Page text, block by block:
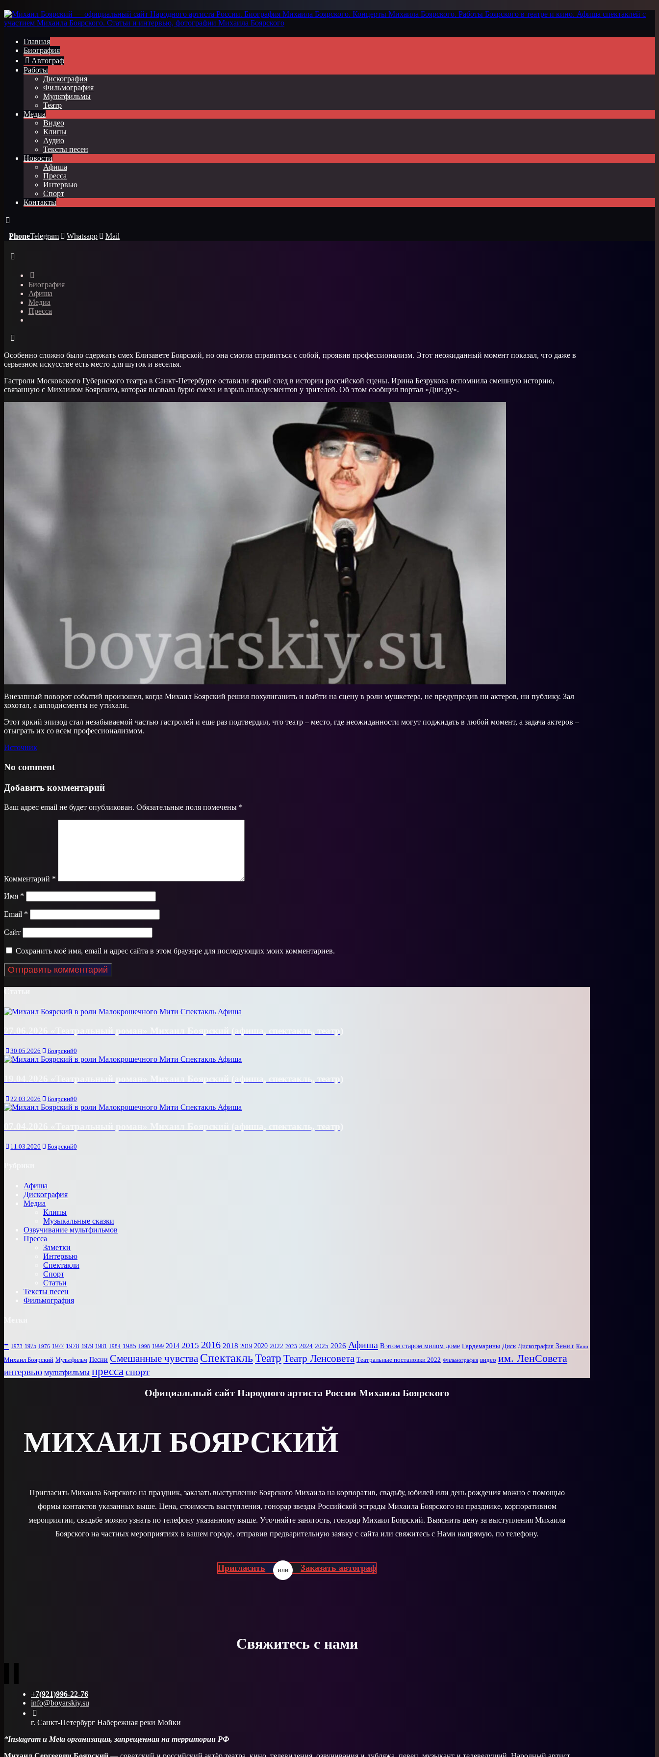
Главная
Биография
Автограф
Работы
Дискография
Фильмография
Мультфильмы
Театр
Медиа
Видео
Клипы
Аудио
Тексты песен
Новости
Афиша
Пресса
Интервью
Спорт
Контакты
PhoneTelegram Whatsapp Mail
Биография
Афиша
Медиа
Пресса
Особенно сложно было сдержать смех Елизавете Боярской, но она смогла справиться с собой, проявив профессионализм. Этот неожиданный момент показал, что даже в
серьезном искусстве есть место для шуток и веселья.
Гастроли Московского Губернского театра в Санкт-Петербурге оставили яркий след в истории российской сцены. Ирина Безрукова вспомнила смешную историю,
связанную с Михаилом Боярским, которая вызвала бурю смеха и взрыв аплодисментов у зрителей. Об этом сообщил портал «Дни.ру».
Внезапный поворот событий произошел, когда Михаил Боярский решил похулиганить и выйти на сцену в роли мушкетера, не предупредив ни актеров, ни публику. Зал
хохотал, а аплодисменты не утихали.
Этот яркий эпизод стал незабываемой частью гастролей и еще раз подтвердил, что театр – место, где неожиданности могут поджидать в любой момент, а задача актеров –
отыграть их со всем профессионализмом.
Источник
No comment
Добавить комментарий
Ваш адрес email не будет опубликован. Обязательные поля помечены *
Комментарий *
Имя *
Email *
Сайт
Сохранить моё имя, email и адрес сайта в этом браузере для последующих моих комментариев.
30.05.2026 Боярский0
22.03.2026 Боярский0
11.03.2026 Боярский0
Афиша
Дискография
Медиа
Клипы
Музыкальные сказки
Озвучивание мультфильмов
Пресса
Заметки
Интервью
Спектакли
Спорт
Статьи
Тексты песен
Фильмография
- 1973 1975 1976 1977 1978 1979 1981 1984 1985 1998 1999 2014 2015 2016 2018 2019 2020 2022 2023 2024 2025 2026 Афиша В этом старом милом доме Гардемарины Диск Дискография Зенит Кино
Михаил Боярский Мультфильм Песни Смешанные чувства СпектакльТеатр Театр Ленсовета Театральные постановки 2022 Фильмография видео им. ЛенСовета
интервью мультфильмы пресса спорт
Официальный сайт Народного артиста России Михаила Боярского
МИХАИЛ БОЯРСКИЙ
Пригласить Михаила Боярского на праздник, заказать выступление Боярского Михаила на корпоратив, свадьбу, юбилей или день рождения можно с помощью
формы контактов указанных выше. Цена, стоимость выступления, гонорар звезды Российской эстрады Михаила Боярского на празднике, корпоративном
мероприятии, свадьбе можно узнать по телефону указанному выше. Уточняйте занятость, гонорар Михаил Боярский. Выяснить цену за выступления Михаила
Боярского на частных мероприятиях в вашем городе, отправив предварительную заявку с сайта или свяжитесь с Нами напрямую, по телефону.
Пригласить или Заказать автограф
Свяжитесь с нами
+7(921)996-22-76
info@boyarskiy.su
г. Санкт-Петербург Набережная реки Мойки
*Instagram и Meta организация, запрещенная на территории РФ